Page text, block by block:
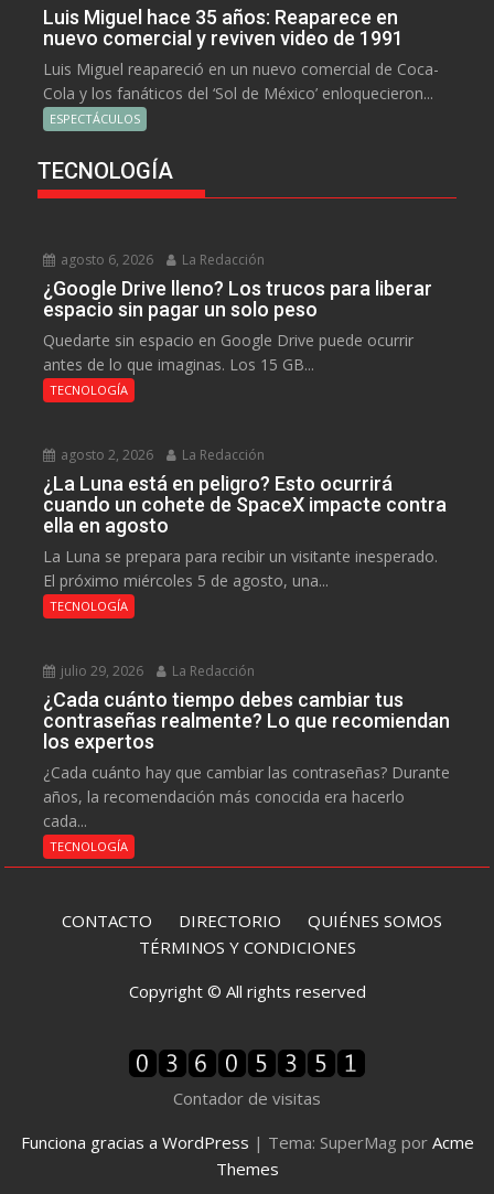
Luis Miguel hace 35 años: Reaparece en
nuevo comercial y reviven video de 1991
Luis Miguel reapareció en un nuevo comercial de Coca-
Cola y los fanáticos del ‘Sol de México’ enloquecieron...
ESPECTÁCULOS
TECNOLOGÍA
agosto 6, 2026 La Redacción
¿Google Drive lleno? Los trucos para liberar
espacio sin pagar un solo peso
Quedarte sin espacio en Google Drive puede ocurrir
antes de lo que imaginas. Los 15 GB...
TECNOLOGÍA
agosto 2, 2026 La Redacción
¿La Luna está en peligro? Esto ocurrirá
cuando un cohete de SpaceX impacte contra
ella en agosto
La Luna se prepara para recibir un visitante inesperado.
El próximo miércoles 5 de agosto, una...
TECNOLOGÍA
julio 29, 2026 La Redacción
¿Cada cuánto tiempo debes cambiar tus
contraseñas realmente? Lo que recomiendan
los expertos
¿Cada cuánto hay que cambiar las contraseñas? Durante
años, la recomendación más conocida era hacerlo
cada...
TECNOLOGÍA
CONTACTO DIRECTORIO QUIÉNES SOMOS
TÉRMINOS Y CONDICIONES
Copyright © All rights reserved
Contador de visitas
Funciona gracias a WordPress | Tema: SuperMag por Acme
Themes